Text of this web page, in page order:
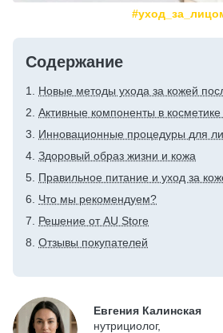
Содержание
Новые методы ухода за кожей
Активные компоненты в
Инновационные процедуры для
Здоровый образ жизни и кожа
Правильное питание и уход за
Что мы рекомендуем?
Решение от AU Store
Отзывы покупателей
Евгения Калинская
нутрициолог,